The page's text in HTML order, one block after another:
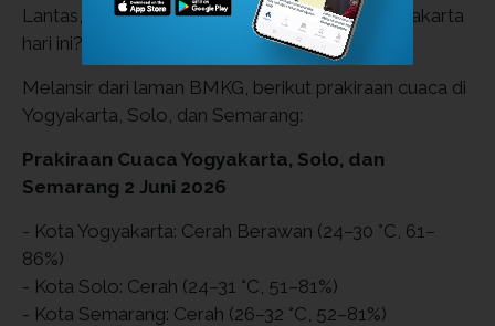
Lantas, bagaimana detail prakiraan cuaca Yogyakarta
hari ini?
Melansir dari laman BMKG, berikut prakiraan cuaca di
Yogyakarta, Solo, dan Semarang:
Prakiraan Cuaca Yogyakarta, Solo, dan
Semarang 2 Juni 2026
- Kota Yogyakarta: Cerah Berawan (24–30 °C, 61–
86%)
- Kota Solo: Cerah (24–31 °C, 51–81%)
- Kota Semarang: Cerah (26–32 °C, 52–81%)